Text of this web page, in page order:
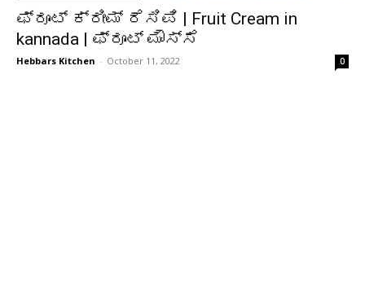
ಫ್ರೂಟ್ ಕ್ರೀಮ್ ರೆಸಿಪಿ | Fruit Cream in
kannada | ಫ್ರೂಟ್ ಮೌಸ್ಸೆ
Hebbars Kitchen - October 11, 2022 0